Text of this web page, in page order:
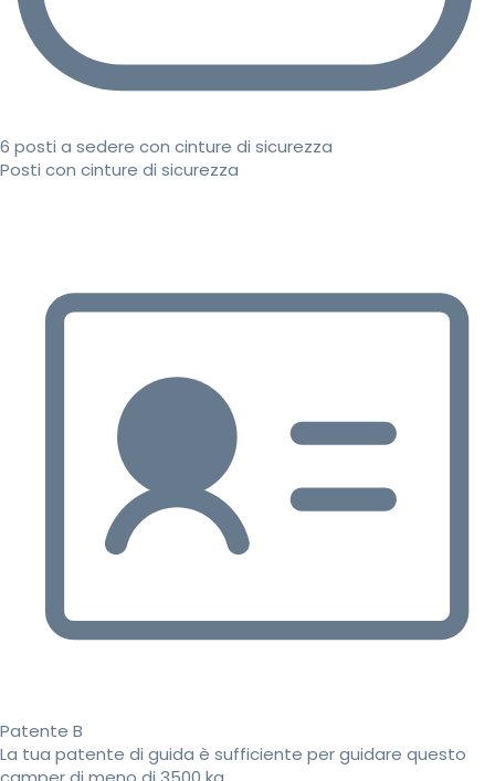
6 posti a sedere con cinture di sicurezza
Posti con cinture di sicurezza
Patente B
La tua patente di guida è sufficiente per guidare questo